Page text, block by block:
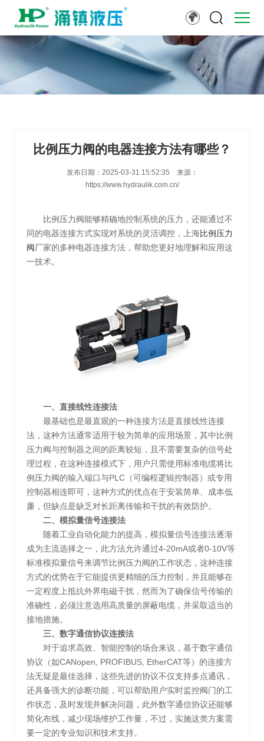
比例压力阀的电器连接方法有哪些？
发布日期： 2025-03-31 15:52:35
来源：
https://www.hydraulik.com.cn/
比例压力阀能够精确地控制系统的压力，还能通过不
同的电器连接方式实现对系统的灵活调控，上海比例压力
阀厂家的多种电器连接方法，帮助您更好地理解和应用这
一技术。
一、直接线性连接法
最基础也是最直观的一种连接方法是直接线性连接
法，这种方法通常适用于较为简单的应用场景，其中比例
压力阀与控制器之间的距离较短，且不需要复杂的信号处
理过程，在这种连接模式下，用户只需使用标准电缆将比
例压力阀的输入端口与PLC（可编程逻辑控制器）或专用
控制器相连即可，这种方式的优点在于安装简单、成本低
廉，但缺点是缺乏对长距离传输和干扰的有效防护。
二、模拟量信号连接法
随着工业自动化能力的提高，模拟量信号连接法逐渐
成为主流选择之一，此方法允许通过4-20mA或者0-10V等
标准模拟量信号来调节比例压力阀的工作状态，这种连接
方式的优势在于它能提供更精细的压力控制，并且能够在
一定程度上抵抗外界电磁干扰，然而为了确保信号传输的
准确性，必须注意选用高质量的屏蔽电缆，并采取适当的
接地措施。
三、数字通信协议连接法
对于追求高效、智能控制的场合来说，基于数字通信
协议（如CANopen, PROFIBUS, EtherCAT等）的连接方
法无疑是最佳选择，这些先进的协议不仅支持多点通讯，
还具备强大的诊断功能，可以帮助用户实时监控阀门的工
作状态，及时发现并解决问题，此外数字通信协议还能够
简化布线，减少现场维护工作量，不过，实施这类方案需
要一定的专业知识和技术支持。